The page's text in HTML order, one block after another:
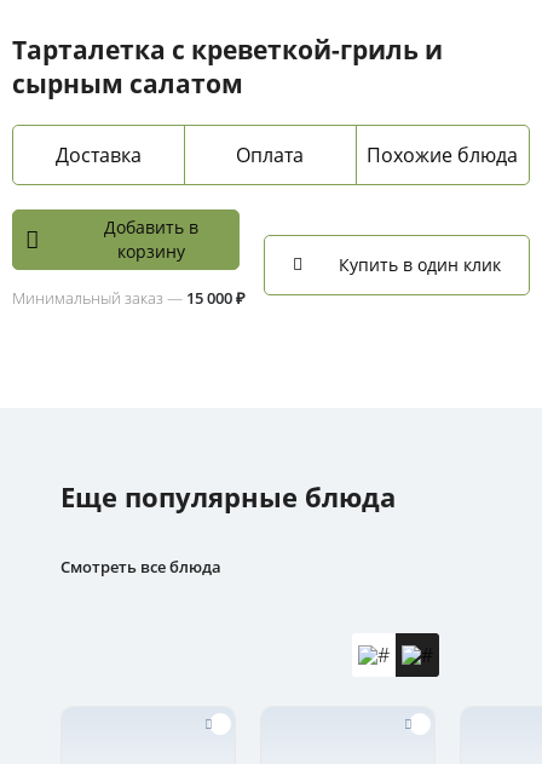
Тарталетка с креветкой-гриль и
сырным салатом
Доставка Оплата Похожие блюда
Добавить в
корзину
Минимальный заказ — 15 000 ₽
Купить в один клик
Еще популярные блюда
Смотреть все блюда